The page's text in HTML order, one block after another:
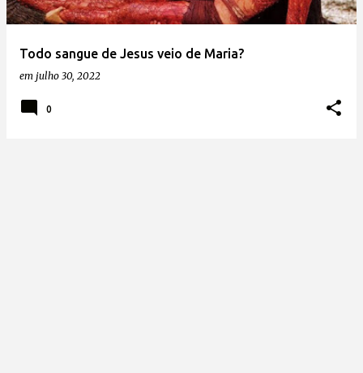
Todo sangue de Jesus veio de Maria?
em julho 30, 2022
0